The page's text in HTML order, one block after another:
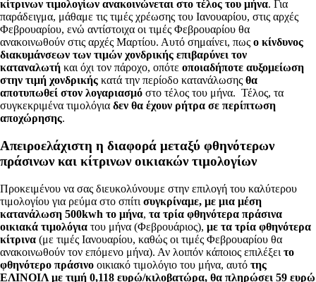
κίτρινων τιμολογίων ανακοινώνεται στο τέλος του μήνα. Για
παράδειγμα, μάθαμε τις τιμές χρέωσης του Ιανουαρίου, στις αρχές
Φεβρουαρίου, ενώ αντίστοιχα οι τιμές Φεβρουαρίου θα
ανακοινωθούν στις αρχές Μαρτίου. Αυτό σημαίνει, πως ο κίνδυνος
διακυμάνσεων των τιμών χονδρικής επιβαρύνει τον
καταναλωτή και όχι τον πάροχο, οπότε οποιαδήποτε αυξομείωση
στην τιμή χονδρικής κατά την περίοδο κατανάλωσης θα
αποτυπωθεί στον λογαριασμό στο τέλος του μήνα. Τέλος, τα
συγκεκριμένα τιμολόγια δεν θα έχουν ρήτρα σε περίπτωση
αποχώρησης.
Απειροελάχιστη η διαφορά μεταξύ φθηνότερων
πράσινων και κίτρινων οικιακών τιμολογίων
Προκειμένου να σας διευκολύνουμε στην επιλογή του καλύτερου
τιμολογίου για ρεύμα στο σπίτι συγκρίναμε, με μια μέση
κατανάλωση 500kwh το μήνα, τα τρία φθηνότερα πράσινα
οικιακά τιμολόγια του μήνα (Φεβρουάριος), με τα τρία φθηνότερα
κίτρινα (με τιμές Ιανουαρίου, καθώς οι τιμές Φεβρουαρίου θα
ανακοινωθούν τον επόμενο μήνα). Αν λοιπόν κάποιος επιλέξει το
φθηνότερο πράσινο οικιακό τιμολόγιο του μήνα, αυτό της
ΕΛΙΝΟΙΛ με τιμή 0,118 ευρώ/κιλοβατώρα, θα πληρώσει 59 ευρώ